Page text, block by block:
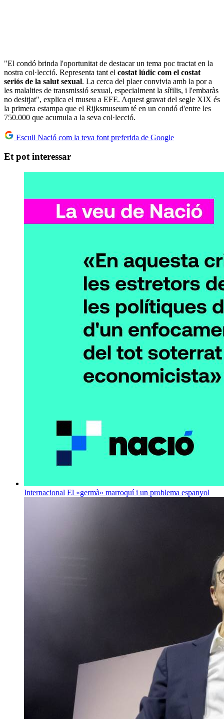
"El condó brinda l'oportunitat de destacar un tema poc tractat en la
nostra col·lecció. Representa tant el costat lúdic com el costat
seriós de la salut sexual. La cerca del plaer convivia amb la por a
les malalties de transmissió sexual, especialment la sífilis, i l'embaràs
no desitjat", explica el museu a EFE. Aquest gravat del segle XIX és
la primera estampa que el Rijksmuseum té en un condó d'entre les
750.000 que acumula a la seva col·lecció.
Escull Nació com la teva font preferida de Google
Et pot interessar
Internacional El «germà» marroquí i un problema espanyol